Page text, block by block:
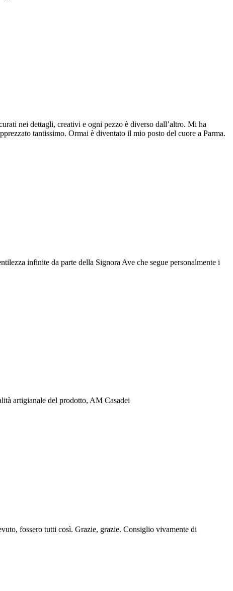
nei dettagli, creativi e ogni pezzo è diverso dall’altro. Mi ha
tantissimo. Ormai è diventato il mio posto del cuore a Parma.
infinite da parte della Signora Ave che segue personalmente i
artigianale del prodotto, AM Casadei
fossero tutti così. Grazie, grazie. Consiglio vivamente di